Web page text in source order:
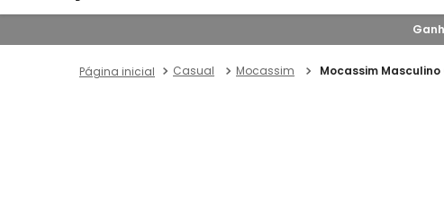
Casual Mocassim Mocassim